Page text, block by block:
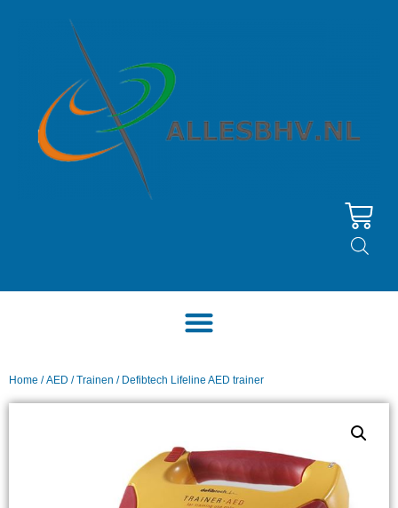
Home /AED /Trainen / Defibtech Lifeline AED trainer